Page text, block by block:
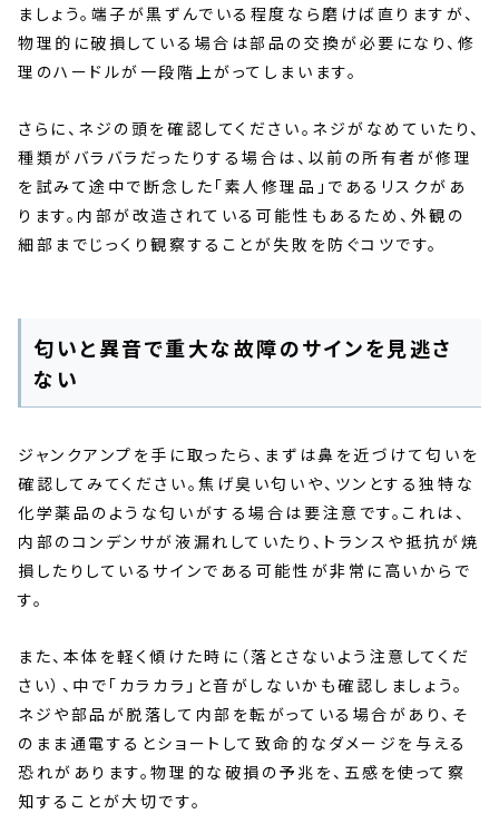
ましょう。端子が黒ずんでいる程度なら磨けば直りますが、
物理的に破損している場合は部品の交換が必要になり、修
理のハードルが一段階上がってしまいます。
さらに、ネジの頭を確認してください。ネジがなめていたり、
種類がバラバラだったりする場合は、以前の所有者が修理
を試みて途中で断念した「素人修理品」であるリスクがあ
ります。内部が改造されている可能性もあるため、外観の
細部までじっくり観察することが失敗を防ぐコツです。
匂いと異音で重大な故障のサインを見逃さ
ない
ジャンクアンプを手に取ったら、まずは鼻を近づけて匂いを
確認してみてください。焦げ臭い匂いや、ツンとする独特な
化学薬品のような匂いがする場合は要注意です。これは、
内部のコンデンサが液漏れしていたり、トランスや抵抗が焼
損したりしているサインである可能性が非常に高いからで
す。
また、本体を軽く傾けた時に（落とさないよう注意してくだ
さい）、中で「カラカラ」と音がしないかも確認しましょう。
ネジや部品が脱落して内部を転がっている場合があり、そ
のまま通電するとショートして致命的なダメージを与える
恐れがあります。物理的な破損の予兆を、五感を使って察
知することが大切です。